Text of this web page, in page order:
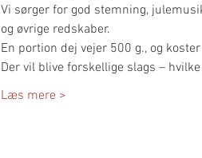
Vi sørger for god stemning,
og øvrige redskaber.
En portion dej vejer 500 g., og
Der vil blive forskellige slags –
Læs mere >